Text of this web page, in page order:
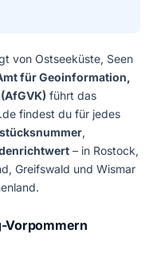
von Ostseeküste, Seen
für Geoinformation,
führt das
findest du für jedes
,
– in Rostock,
Greifswald und Wismar
Vorpommern